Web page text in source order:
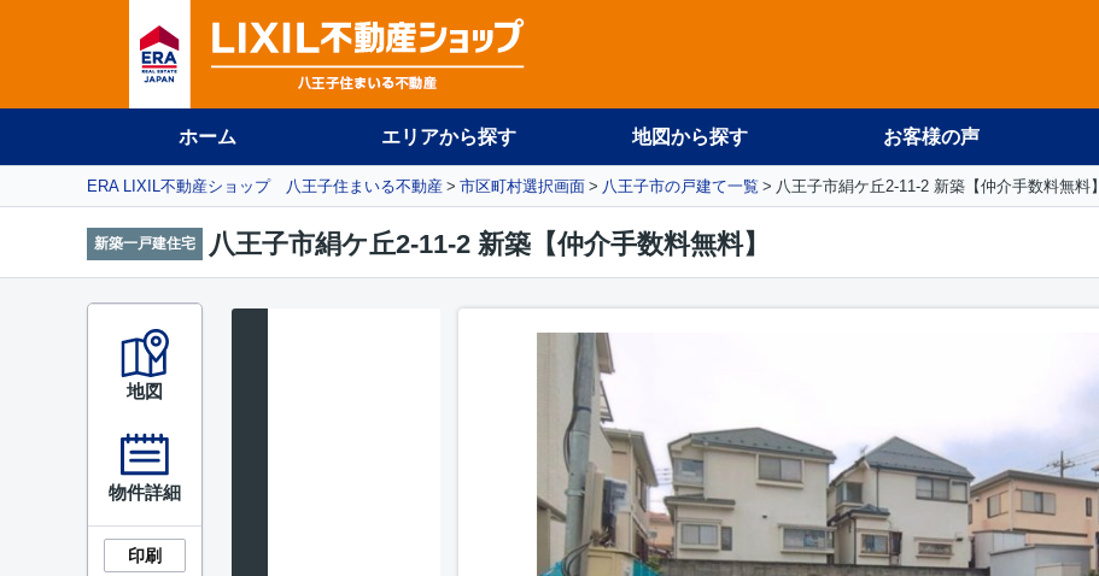
ホーム エリアから探す 地図から探す お客様の声
ERA LIXIL不動産ショップ 八王子住まいる不動産 市区町村選択画面 八王子市の戸建て一覧 八王子市絹ケ丘2-11-2 新築【仲介手数料無料】
新築一戸建住宅 八王子市絹ケ丘2-11-2 新築【仲介手数料無料】
地図
物件詳細
印刷